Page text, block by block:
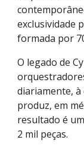
exclusividade
formada por
O legado de
diariamente,
produz, em
resultado é
2 mil peças.